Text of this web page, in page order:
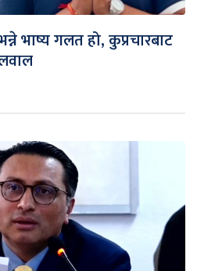
भाष्य गलत हो, कुप्रचारबाट